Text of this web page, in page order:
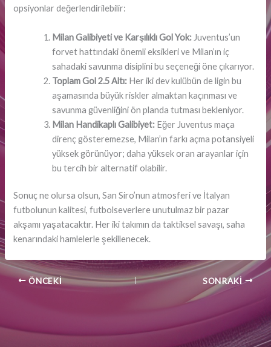
opsiyonlar değerlendirilebilir:
Milan Galibiyeti ve Karşılıklı Gol Yok: Juventus’un
forvet hattındaki önemli eksikleri ve Milan’ın iç
sahadaki savunma disiplini bu seçeneği öne çıkarıyor.
Toplam Gol 2.5 Altı: Her iki dev kulübün de ligin bu
aşamasında büyük riskler almaktan kaçınması ve
savunma güvenliğini ön planda tutması bekleniyor.
Milan Handikaplı Galibiyet: Eğer Juventus maça
direnç gösteremezse, Milan’ın farkı açma potansiyeli
yüksek görünüyor; daha yüksek oran arayanlar için
bu tercih bir alternatif olabilir.
Sonuç ne olursa olsun, San Siro’nun atmosferi ve İtalyan
futbolunun kalitesi, futbolseverlere unutulmaz bir pazar
akşamı yaşatacaktır. Her iki takımın da taktiksel savaşı, saha
kenarındaki hamlelerle şekillenecek.
ÖNCEKI SONRAKI